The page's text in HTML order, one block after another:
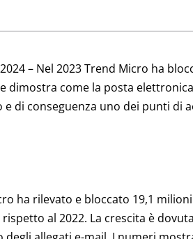
– Nel 2023 Trend Micro ha
e dimostra come la posta
di conseguenza uno dei punti di
ha rilevato e bloccato 19,1
rispetto al 2022. La crescita è